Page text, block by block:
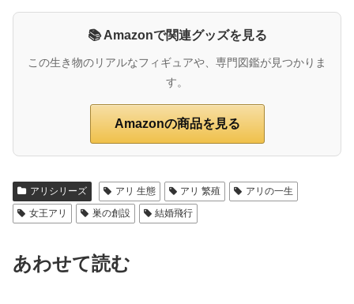
📚 Amazonで関連グッズを見る
この生き物のリアルなフィギュアや、専門図鑑が見つかりま
す。
Amazonの商品を見る
アリシリーズ アリ 生態 アリ 繁殖
アリの一生
女王アリ
巣の創設 結婚飛行
あわせて読む